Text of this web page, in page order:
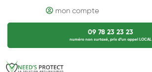
mon compte
09 78 23 23 23
numéro non surtaxé, prix d’un appel LOCAL